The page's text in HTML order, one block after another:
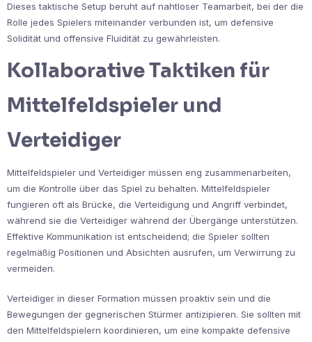
Dieses taktische Setup beruht auf nahtloser Teamarbeit, bei der die
Rolle jedes Spielers miteinander verbunden ist, um defensive
Solidität und offensive Fluidität zu gewährleisten.
Kollaborative Taktiken für
Mittelfeldspieler und
Verteidiger
Mittelfeldspieler und Verteidiger müssen eng zusammenarbeiten,
um die Kontrolle über das Spiel zu behalten. Mittelfeldspieler
fungieren oft als Brücke, die Verteidigung und Angriff verbindet,
während sie die Verteidiger während der Übergänge unterstützen.
Effektive Kommunikation ist entscheidend; die Spieler sollten
regelmäßig Positionen und Absichten ausrufen, um Verwirrung zu
vermeiden.
Verteidiger in dieser Formation müssen proaktiv sein und die
Bewegungen der gegnerischen Stürmer antizipieren. Sie sollten mit
den Mittelfeldspielern koordinieren, um eine kompakte defensive